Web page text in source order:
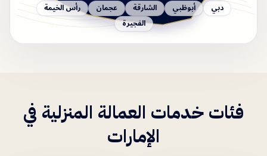
دبي أبوظبي الشارقة عجمان
رأس الخيمة
الفجيرة
فئات خدمات العمالة المنزلية في
الإمارات